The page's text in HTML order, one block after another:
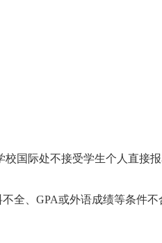
校国际处不接受学生个人直接报
全、 GPA或外语成绩等条件